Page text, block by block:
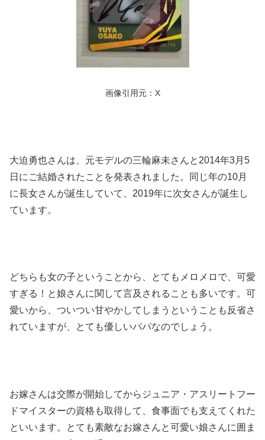
画像引用元：X
大迫勇也さんは、元モデルの三輪麻未さんと2014年3月5
日にご結婚されたことを発表されました。同じ年の10月
に長女さんが誕生していて、2019年に次女さんが誕生し
ています。
どちらも女の子ということから、とてもメロメロで、可愛
すぎる！と娘さんに関して言及されることも多いです。可
愛いから、ついつい甘やかしてしまうということも反省さ
れていますが、とても優しいパパなのでしょう。
お嫁さんは交際が開始してからジュニア・アスリートフー
ドマイスターの資格も取得して、食事面でも支えてくれた
といいます。とても素敵なお嫁さんと可愛い娘さんに囲ま